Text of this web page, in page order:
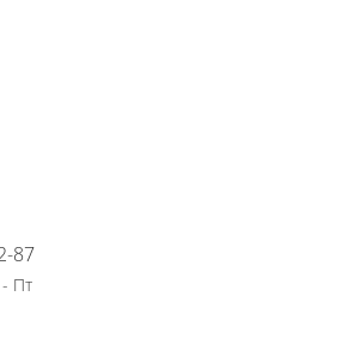
87
Пт